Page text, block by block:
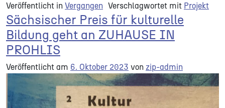
Veröffentlicht in Vergangen Verschlagwortet mit Projekt
Sächsischer Preis für kulturelle
Bildung geht an ZUHAUSE IN
PROHLIS
Veröffentlicht am 6. Oktober 2023 von zip-admin